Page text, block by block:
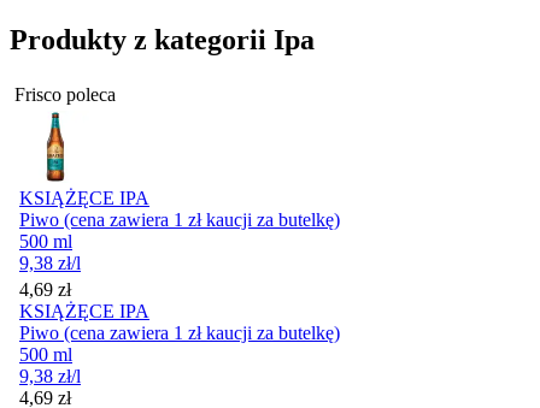
Produkty z kategorii Ipa
Frisco poleca
KSIĄŻĘCE IPA
Piwo (cena zawiera 1 zł kaucji za butelkę)
500 ml
9,38 zł/l
Cena
4,69 zł
KSIĄŻĘCE IPA
Piwo (cena zawiera 1 zł kaucji za butelkę)
500 ml
9,38 zł/l
Cena
4,69 zł